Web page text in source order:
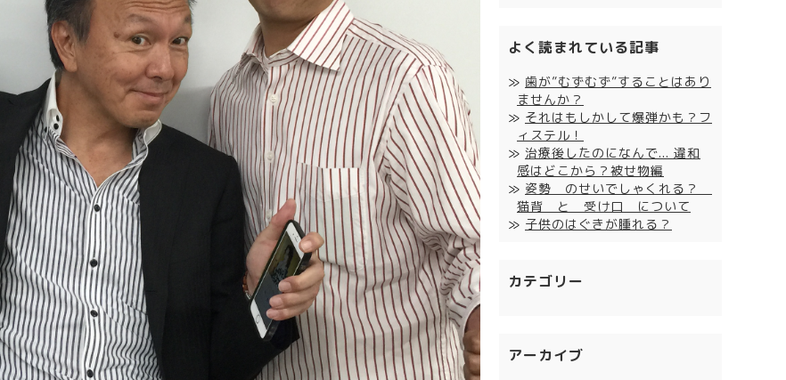
よく読まれている記事
歯が”むずむず”することはあり
ませんか？
それはもしかして爆弾かも？フ
ィステル！
治療後したのになんで... 違和
感はどこから？被せ物編
姿勢 のせいでしゃくれる？
猫背 と 受け口 について
子供のはぐきが腫れる？
カテゴリー
アーカイブ